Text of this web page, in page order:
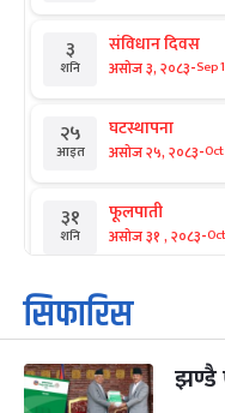
३
शनि
संविधान दिवस
असोज ३, २०८३-Sep
२५
आइत
घटस्थापना
असोज २५, २०८३-
३१
शनि
फूलपाती
असोज ३१ , २०८३-
१
आइत
कार्तिक सङ्क्रान्ति
कार्तिक १, २०८३
३
मंगल
महानवमी
कार्तिक ३, २०८३
सिफारिस
झण्डै